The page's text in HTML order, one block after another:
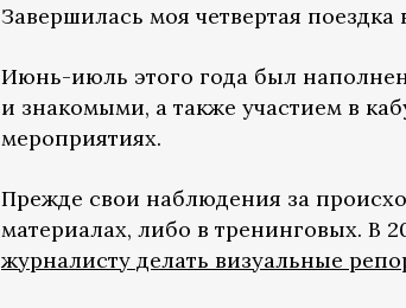
Завершилась моя четвертая
Июнь-июль этого года был
и знакомыми, а также участием в
мероприятиях.
Прежде свои наблюдения за
материалах, либо в тренинговых. В
журналисту делать визуальные